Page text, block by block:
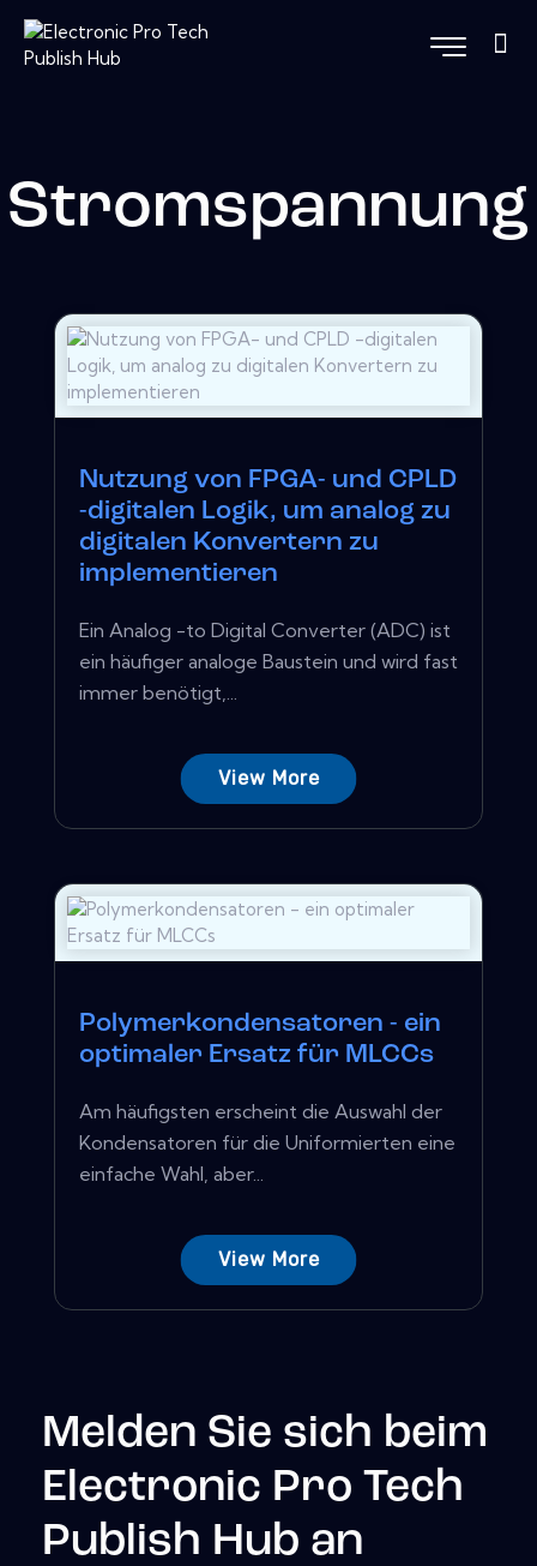
Stromspannung
Nutzung von FPGA- und CPLD
-digitalen Logik, um analog zu
digitalen Konvertern zu
implementieren
Ein Analog -to Digital Converter (ADC) ist
ein häufiger analoge Baustein und wird fast
immer benötigt,...
View More
Polymerkondensatoren - ein
optimaler Ersatz für MLCCs
Am häufigsten erscheint die Auswahl der
Kondensatoren für die Uniformierten eine
einfache Wahl, aber...
View More
Melden Sie sich beim
Electronic Pro Tech
Publish Hub an